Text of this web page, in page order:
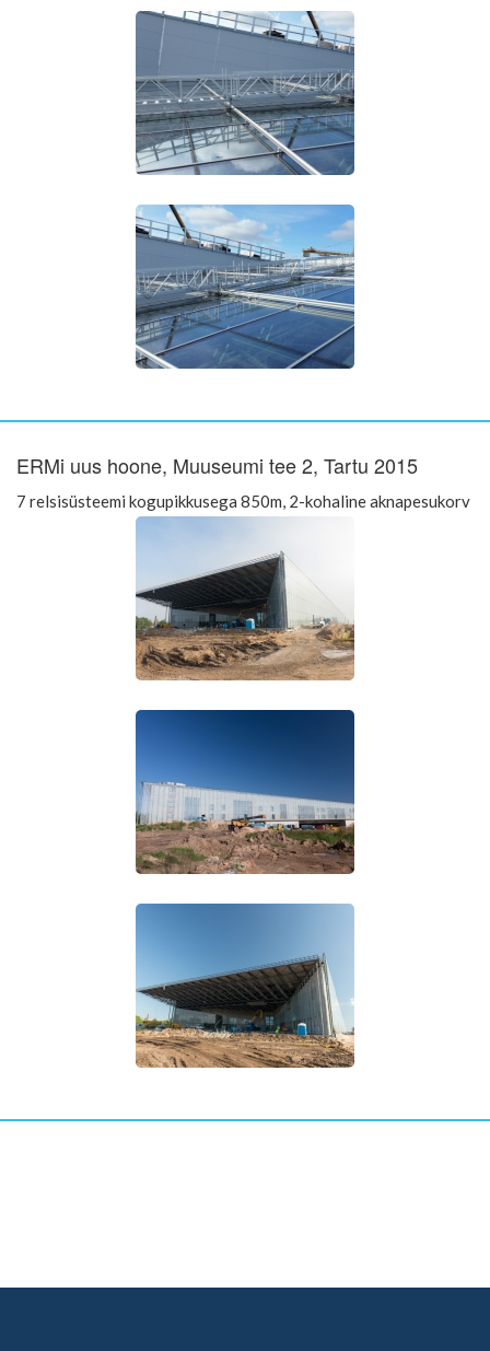
ERMi uus hoone, Muuseumi tee 2, Tartu 2015
7 relsisüsteemi kogupikkusega 850m, 2-kohaline aknapesukorv